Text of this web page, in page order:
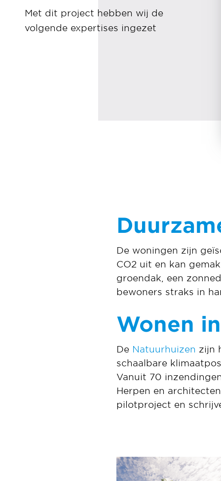
Met dit project hebben wij de
volgende expertises ingezet
De woningen zijn
CO2 uit en kan
groendak, een
bewoners straks in
Wonen
De Natuurhuizen zijn
schaalbare
Vanuit 70
Herpen en
pilotproject en